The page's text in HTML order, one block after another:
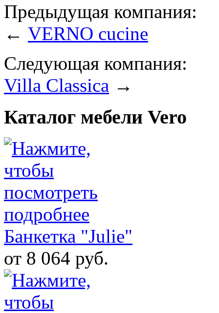
Предыдущая компания:
← VERNO cucine
Следующая компания:
Villa Classica →
Каталог мебели Vero
Банкетка "Julie"
от 8 064 руб.